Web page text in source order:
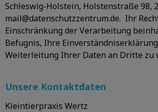
Schleswig-Holstein, Holstenstraße 98,
mail@datenschutzzentrum.de. Ihr
Einschränkung der Verarbeitung
Befugnis, Ihre
Weiterleitung Ihrer Daten an Dritte zu
Unsere Kontaktdaten
Kleintierpraxis Wertz